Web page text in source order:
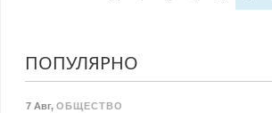
ПОПУЛЯРНО
7 Авг, ОБЩЕСТВО